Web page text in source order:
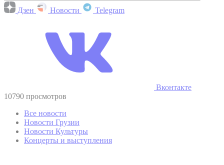
Дзен Новости Telegram
Вконтакте
10790 просмотров
Все новости
Новости Грузии
Новости Культуры
Концерты и выступления